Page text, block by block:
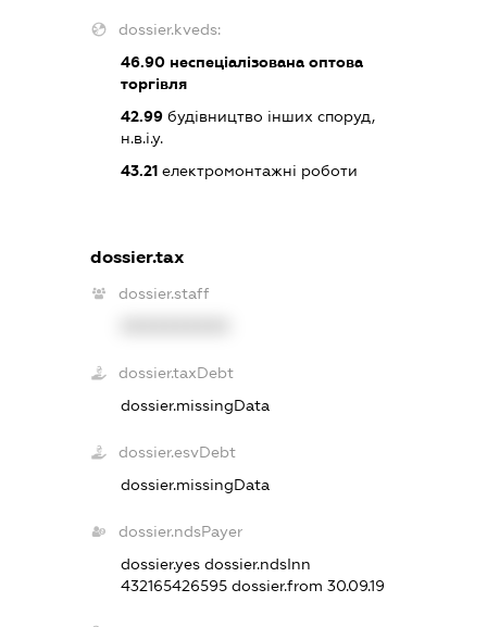
dossier.kveds:
46.90 неспеціалізована оптова
торгівля
42.99 будівництво інших споруд,
н.в.і.у.
43.21 електромонтажні роботи
dossier.tax
dossier.staff
dossier.taxDebt
dossier.missingData
dossier.esvDebt
dossier.missingData
dossier.ndsPayer
dossier.yesdossier.ndsInn
432165426595dossier.from 30.09.19